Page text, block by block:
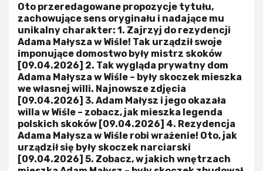
Oto przeredagowane propozycje tytułu,
zachowujące sens oryginału i nadające mu
unikalny charakter: 1. Zajrzyj do rezydencji
Adama Małysza w Wiśle! Tak urządził swoje
imponujące domostwo były mistrz skoków
[09.04.2026] 2. Tak wygląda prywatny dom
Adama Małysza w Wiśle – były skoczek mieszka
we własnej willi. Najnowsze zdjęcia
[09.04.2026] 3. Adam Małysz i jego okazała
willa w Wiśle – zobacz, jak mieszka legenda
polskich skoków [09.04.2026] 4. Rezydencja
Adama Małysza w Wiśle robi wrażenie! Oto, jak
urządził się były skoczek narciarski
[09.04.2026] 5. Zobacz, w jakich wnętrzach